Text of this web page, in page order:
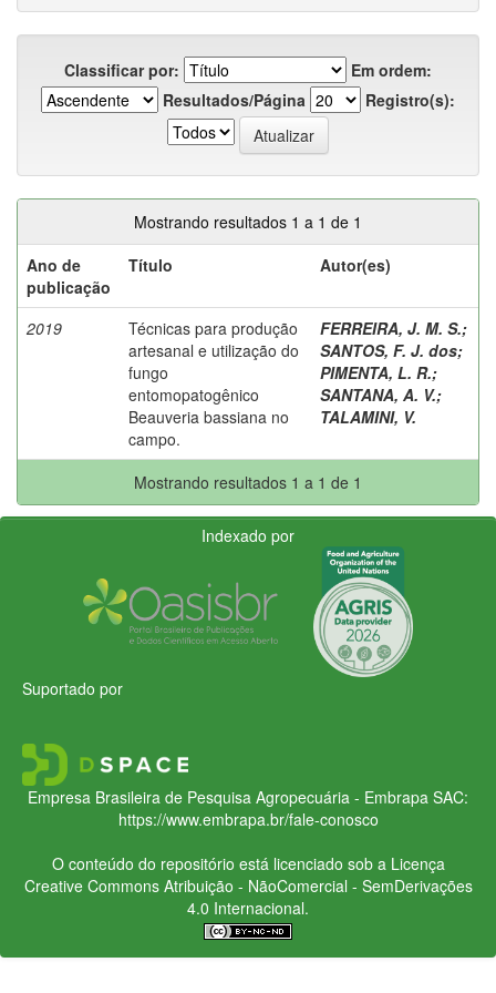
Classificar por:
Em ordem:
Resultados/Página
Registro(s):
Mostrando resultados 1 a 1 de 1
Ano de
publicação
Título Autor(es)
2019
Técnicas para produção
artesanal e utilização do
fungo
entomopatogênico
Beauveria bassiana no
campo.
FERREIRA, J. M. S.;
SANTOS, F. J. dos;
PIMENTA, L. R.;
SANTANA, A. V.;
TALAMINI, V.
Mostrando resultados 1 a 1 de 1
Indexado por
Suportado por
Empresa Brasileira de Pesquisa Agropecuária - Embrapa SAC:
https://www.embrapa.br/fale-conosco
O conteúdo do repositório está licenciado sob a Licença
Creative CommonsAtribuição - NãoComercial - SemDerivações
4.0 Internacional.